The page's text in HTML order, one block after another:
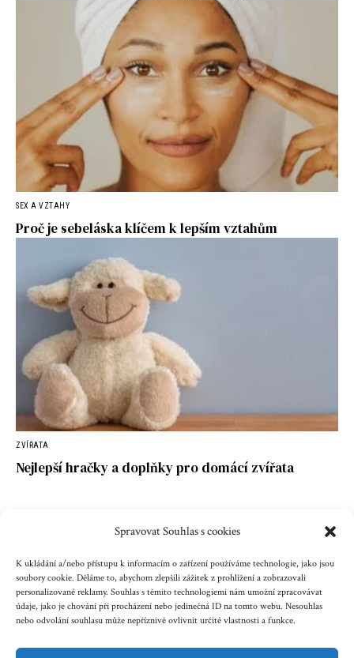
Spravovat Souhlas s cookies
K ukládání a/nebo přístupu k informacím o zařízení používáme technologie, jako jsou
soubory cookie. Děláme to, abychom zlepšili zážitek z prohlížení a zobrazovali
personalizované reklamy. Souhlas s těmito technologiemi nám umožní zpracovávat
údaje, jako je chování při procházení nebo jedinečná ID na tomto webu. Nesouhlas
nebo odvolání souhlasu může nepříznivě ovlivnit určité vlastnosti a funkce.
SEX A VZTAHY
Proč je sebeláska klíčem k lepším vztahům
ZVÍŘATA
Nejlepší hračky a doplňky pro domácí zvířata
Kontakt Reklama Cookies Ochrana údajů
Copyright © 2023 zenazenam.cz
obsahu serveru včetně publikování nebo jiného